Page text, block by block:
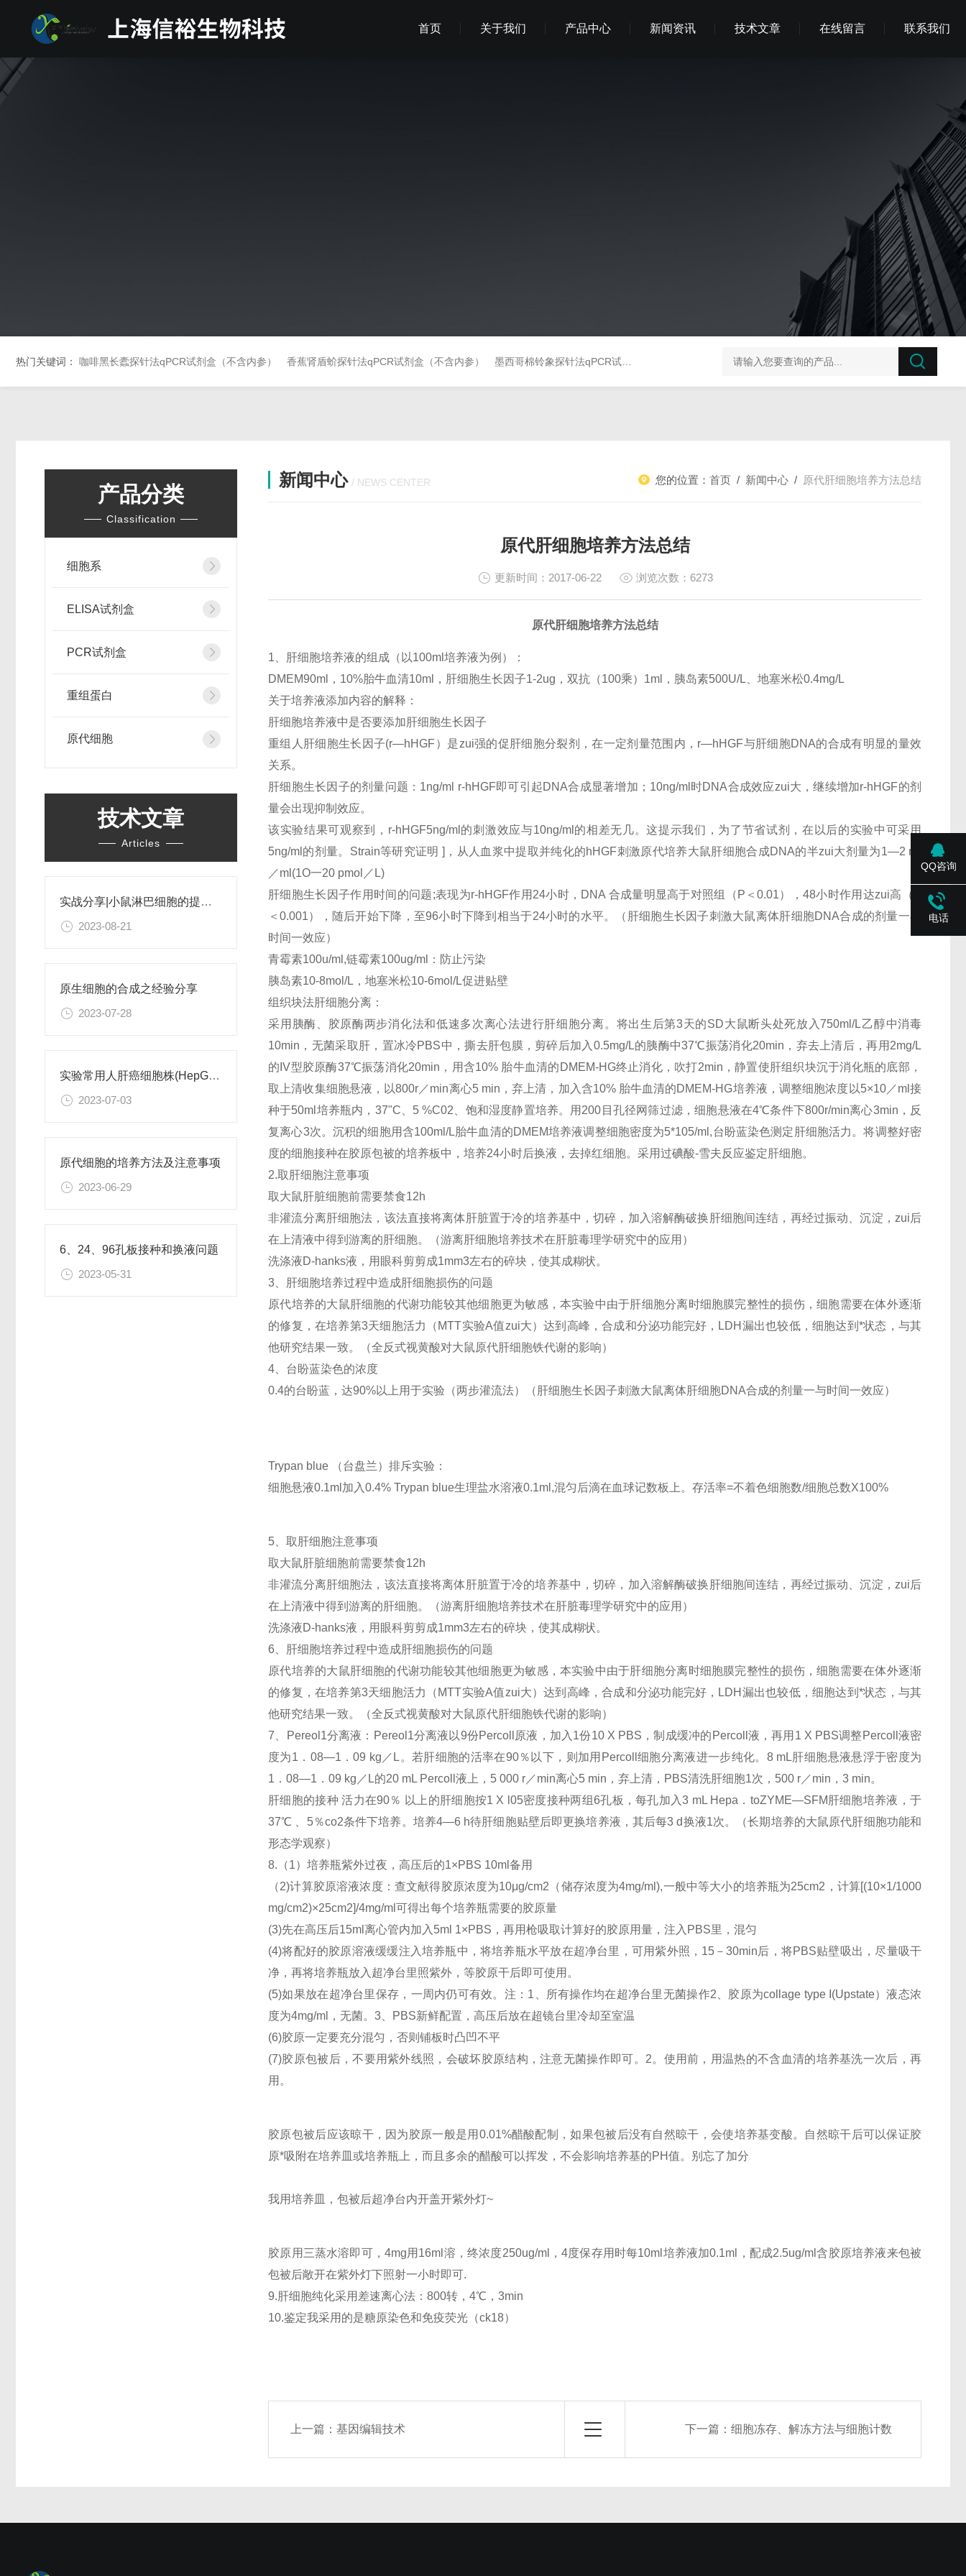
首页 关于我们 产品中心 新闻资讯 技术文章 在线留言 联系我们
热门关键词： 咖啡黑长蠹探针法qPCR试剂盒（不含内参） 香蕉肾盾蚧探针法qPCR试剂盒（不含内参） 墨西哥棉铃象探针法qPCR试剂盒（不含内参） 榛子东部枯萎病菌探针法qPCR试剂盒不含内参
产品分类
Classification
细胞系
ELISA试剂盒
PCR试剂盒
重组蛋白
原代细胞
技术文章
Articles
实战分享|小鼠淋巴细胞的提取和分选之经验小结
2023-08-21
原生细胞的合成之经验分享
2023-07-28
实验常用人肝癌细胞株(HepG2/Hep3B,HuH-7,MHCC97H,PLC/PRF/5)怎么选？
2023-07-03
原代细胞的培养方法及注意事项
2023-06-29
6、24、96孔板接种和换液问题
2023-05-31
新闻中心 / NEWS CENTER 您的位置： 首页 / 新闻中心 / 原代肝细胞培养方法总结
原代肝细胞培养方法总结
更新时间：2017-06-22 浏览次数：6273
原代肝细胞培养方法总结
1、肝细胞培养液的组成（以100ml培养液为例）：
DMEM90ml，10%胎牛血清10ml，肝细胞生长因子1-2ug，双抗（100乘）1ml，胰岛素500U/L、地塞米松0.4mg/L
关于培养液添加内容的解释：
肝细胞培养液中是否要添加肝细胞生长因子
重组人肝细胞生长因子(r—hHGF）是zui强的促肝细胞分裂剂，在一定剂量范围内，r—hHGF与肝细胞DNA的合成有明显的量效
关系。
肝细胞生长因子的剂量问题：1ng/ml r-hHGF即可引起DNA合成显著增加；10ng/ml时DNA合成效应zui大，继续增加r-hHGF的剂
量会出现抑制效应。
该实验结果可观察到，r-hHGF5ng/ml的刺激效应与10ng/ml的相差无几。这提示我们，为了节省试剂，在以后的实验中可采用
5ng/ml的剂量。Strain等研究证明 ]，从人血浆中提取并纯化的hHGF刺激原代培养大鼠肝细胞合成DNA的半zui大剂量为1—2 ng
／ml(1O一20 pmol／L)
肝细胞生长因子作用时间的问题;表现为r-hHGF作用24小时，DNA 合成量明显高于对照组（P＜0.01），48小时作用达zui高（P
＜0.001），随后开始下降，至96小时下降到相当于24小时的水平。（肝细胞生长因子刺激大鼠离体肝细胞DNA合成的剂量一与
时间一效应）
青霉素100u/ml,链霉素100ug/ml：防止污染
胰岛素10-8mol/L，地塞米松10-6mol/L促进贴壁
组织块法肝细胞分离：
采用胰酶、胶原酶两步消化法和低速多次离心法进行肝细胞分离。将出生后第3天的SD大鼠断头处死放入750ml/L乙醇中消毒
10min，无菌采取肝，置冰冷PBS中，撕去肝包膜，剪碎后加入0.5mg/L的胰酶中37℃振荡消化20min，弃去上清后，再用2mg/L
的IV型胶原酶37℃振荡消化20min，用含10% 胎牛血清的DMEM-HG终止消化，吹打2min，静置使肝组织块沉于消化瓶的底部，
取上清收集细胞悬液，以800r／min离心5 min，弃上清，加入含10% 胎牛血清的DMEM-HG培养液，调整细胞浓度以5×10／ml接
种于50ml培养瓶内，37"C、5 %C02、饱和湿度静置培养。用200目孔径网筛过滤，细胞悬液在4℃条件下800r/min离心3min，反
复离心3次。沉积的细胞用含100ml/L胎牛血清的DMEM培养液调整细胞密度为5*105/ml,台盼蓝染色测定肝细胞活力。将调整好密
度的细胞接种在胶原包被的培养板中，培养24小时后换液，去掉红细胞。采用过碘酸-雪夫反应鉴定肝细胞。
2.取肝细胞注意事项
取大鼠肝脏细胞前需要禁食12h
非灌流分离肝细胞法，该法直接将离体肝脏置于冷的培养基中，切碎，加入溶解酶破换肝细胞间连结，再经过振动、沉淀，zui后
在上清液中得到游离的肝细胞。（游离肝细胞培养技术在肝脏毒理学研究中的应用）
洗涤液D-hanks液，用眼科剪剪成1mm3左右的碎块，使其成糊状。
3、肝细胞培养过程中造成肝细胞损伤的问题
原代培养的大鼠肝细胞的代谢功能较其他细胞更为敏感，本实验中由于肝细胞分离时细胞膜完整性的损伤，细胞需要在体外逐渐
的修复，在培养第3天细胞活力（MTT实验A值zui大）达到高峰，合成和分泌功能完好，LDH漏出也较低，细胞达到*状态，与其
他研究结果一致。（全反式视黄酸对大鼠原代肝细胞铁代谢的影响）
4、台盼蓝染色的浓度
0.4的台盼蓝，达90%以上用于实验（两步灌流法）（肝细胞生长因子刺激大鼠离体肝细胞DNA合成的剂量一与时间一效应）
Trypan blue （台盘兰）排斥实验：
细胞悬液0.1ml加入0.4% Trypan blue生理盐水溶液0.1ml,混匀后滴在血球记数板上。存活率=不着色细胞数/细胞总数X100%
5、取肝细胞注意事项
取大鼠肝脏细胞前需要禁食12h
非灌流分离肝细胞法，该法直接将离体肝脏置于冷的培养基中，切碎，加入溶解酶破换肝细胞间连结，再经过振动、沉淀，zui后
在上清液中得到游离的肝细胞。（游离肝细胞培养技术在肝脏毒理学研究中的应用）
洗涤液D-hanks液，用眼科剪剪成1mm3左右的碎块，使其成糊状。
6、肝细胞培养过程中造成肝细胞损伤的问题
原代培养的大鼠肝细胞的代谢功能较其他细胞更为敏感，本实验中由于肝细胞分离时细胞膜完整性的损伤，细胞需要在体外逐渐
的修复，在培养第3天细胞活力（MTT实验A值zui大）达到高峰，合成和分泌功能完好，LDH漏出也较低，细胞达到*状态，与其
他研究结果一致。（全反式视黄酸对大鼠原代肝细胞铁代谢的影响）
7、Pereol1分离液：Pereol1分离液以9份Percoll原液，加入1份10 X PBS，制成缓冲的Percoll液，再用1 X PBS调整Percoll液密
度为1．08—1．09 kg／L。若肝细胞的活率在90％以下，则加用Percoll细胞分离液进一步纯化。8 mL肝细胞悬液悬浮于密度为
1．08—1．09 kg／L的20 mL Percoll液上，5 000 r／min离心5 min，弃上清，PBS清洗肝细胞1次，500 r／min，3 min。
肝细胞的接种 活力在90％ 以上的肝细胞按1 X l05密度接种两组6孔板，每孔加入3 mL Hepa．toZYME—SFM肝细胞培养液，于
37℃ 、5％co2条件下培养。培养4—6 h待肝细胞贴壁后即更换培养液，其后每3 d换液1次。（长期培养的大鼠原代肝细胞功能和
形态学观察）
8.（1）培养瓶紫外过夜，高压后的1×PBS 10ml备用
（2)计算胶原溶液浓度：查文献得胶原浓度为10μg/cm2（储存浓度为4mg/ml),一般中等大小的培养瓶为25cm2，计算[(10×1/1000
mg/cm2)×25cm2]/4mg/ml可得出每个培养瓶需要的胶原量
(3)先在高压后15ml离心管内加入5ml 1×PBS，再用枪吸取计算好的胶原用量，注入PBS里，混匀
(4)将配好的胶原溶液缓缓注入培养瓶中，将培养瓶水平放在超净台里，可用紫外照，15－30min后，将PBS贴壁吸出，尽量吸干
净，再将培养瓶放入超净台里照紫外，等胶原干后即可使用。
(5)如果放在超净台里保存，一周内仍可有效。注：1、所有操作均在超净台里无菌操作2、胶原为collage type I(Upstate）液态浓
度为4mg/ml，无菌。3、PBS新鲜配置，高压后放在超镜台里冷却至室温
(6)胶原一定要充分混匀，否则铺板时凸凹不平
(7)胶原包被后，不要用紫外线照，会破坏胶原结构，注意无菌操作即可。2。使用前，用温热的不含血清的培养基洗一次后，再
用。
胶原包被后应该晾干，因为胶原一般是用0.01%醋酸配制，如果包被后没有自然晾干，会使培养基变酸。自然晾干后可以保证胶
原*吸附在培养皿或培养瓶上，而且多余的醋酸可以挥发，不会影响培养基的PH值。别忘了加分
我用培养皿，包被后超净台内开盖开紫外灯~
胶原用三蒸水溶即可，4mg用16ml溶，终浓度250ug/ml，4度保存用时每10ml培养液加0.1ml，配成2.5ug/ml含胶原培养液来包被
包被后敞开在紫外灯下照射一小时即可.
9.肝细胞纯化采用差速离心法：800转，4℃，3min
10.鉴定我采用的是糖原染色和免疫荧光（ck18）
上一篇：基因编辑技术 下一篇： 细胞冻存、解冻方法与细胞计数
QQ咨询
电话